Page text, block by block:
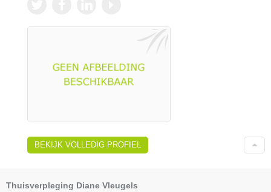
BEKIJK VOLLEDIG PROFIEL
Thuisverpleging Diane Vleugels